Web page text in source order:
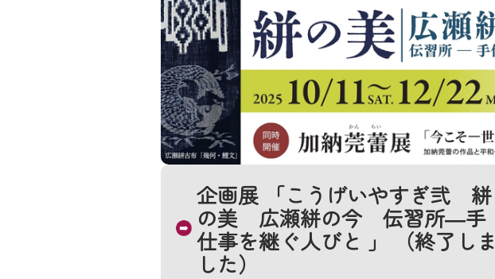
置：
企画展 「こうげいやすぎ弐 絣
の美 広瀬絣の今 伝習所―手
仕事を継ぐ人びと 」 （終了しま
した）